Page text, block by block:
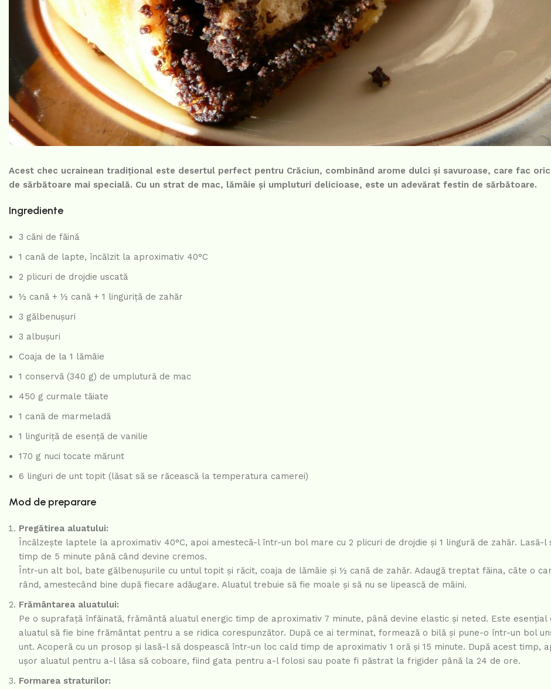
Acest chec ucrainean tradițional este desertul perfect pentru Crăciun, combinând arome dulci și savuroase, care fac
de sărbătoare mai specială. Cu un strat de mac, lămâie și umpluturi delicioase, este un adevărat festin de sărbătoare.
Ingrediente
3 căni de făină
1 cană de lapte, încălzit la aproximativ 40°C
2 plicuri de drojdie uscată
½ cană + ½ cană + 1 linguriță de zahăr
3 gălbenușuri
3 albușuri
Coaja de la 1 lămâie
1 conservă (340 g) de umplutură de mac
450 g curmale tăiate
1 cană de marmeladă
1 linguriță de esență de vanilie
170 g nuci tocate mărunt
6 linguri de unt topit (lăsat să se răcească la temperatura camerei)
Mod de preparare
Pregătirea aluatului:
Încălzește laptele la aproximativ 40°C, apoi amestecă-l într-un bol mare cu 2 plicuri de drojdie și 1 lingură de zahăr. Lasă-l
timp de 5 minute până când devine cremos.
Într-un alt bol, bate gălbenușurile cu untul topit și răcit, coaja de lămâie și ½ cană de zahăr. Adaugă treptat făina, câte o
rând, amestecând bine după fiecare adăugare. Aluatul trebuie să fie moale și să nu se lipească de mâini.
Frământarea aluatului:
Pe o suprafață înfăinată, frământă aluatul energic timp de aproximativ 7 minute, până devine elastic și neted. Este esențial
aluatul să fie bine frământat pentru a se ridica corespunzător. După ce ai terminat, formează o bilă și pune-o într-un bol
unt. Acoperă cu un prosop și lasă-l să dospească într-un loc cald timp de aproximativ 1 oră și 15 minute. După acest timp,
ușor aluatul pentru a-l lăsa să coboare, fiind gata pentru a-l folosi sau poate fi păstrat la frigider până la 24 de ore.
Formarea straturilor: